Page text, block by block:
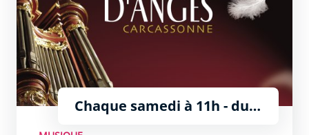
Chaque samedi à 11h - du 4